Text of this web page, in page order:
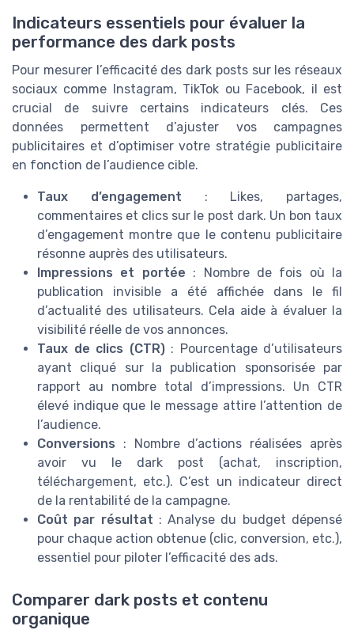
Indicateurs essentiels pour évaluer la
performance des dark posts
Pour mesurer l’efficacité des dark posts sur les réseaux
sociaux comme Instagram, TikTok ou Facebook, il est
crucial de suivre certains indicateurs clés. Ces
données permettent d’ajuster vos campagnes
publicitaires et d’optimiser votre stratégie publicitaire
en fonction de l’audience cible.
Taux d’engagement : Likes, partages,
commentaires et clics sur le post dark. Un bon taux
d’engagement montre que le contenu publicitaire
résonne auprès des utilisateurs.
Impressions et portée : Nombre de fois où la
publication invisible a été affichée dans le fil
d’actualité des utilisateurs. Cela aide à évaluer la
visibilité réelle de vos annonces.
Taux de clics (CTR): Pourcentage d’utilisateurs
ayant cliqué sur la publication sponsorisée par
rapport au nombre total d’impressions. Un CTR
élevé indique que le message attire l’attention de
l’audience.
Conversions : Nombre d’actions réalisées après
avoir vu le dark post (achat, inscription,
téléchargement, etc.). C’est un indicateur direct
de la rentabilité de la campagne.
Coût par résultat : Analyse du budget dépensé
pour chaque action obtenue (clic, conversion, etc.),
essentiel pour piloter l’efficacité des ads.
Comparer dark posts et contenu
organique